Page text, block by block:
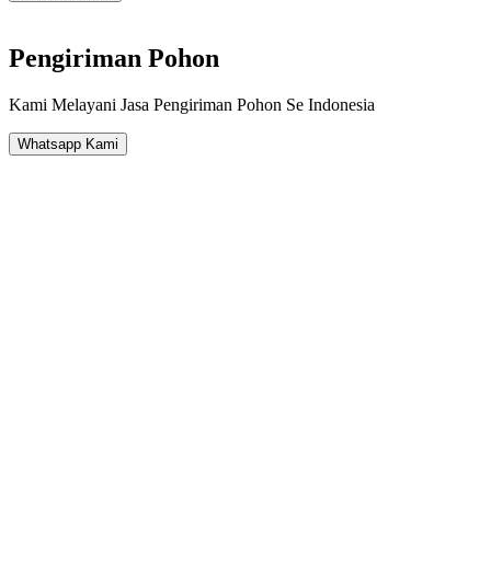
Pengiriman Pohon
Kami Melayani Jasa Pengiriman Pohon Se Indonesia
Whatsapp Kami